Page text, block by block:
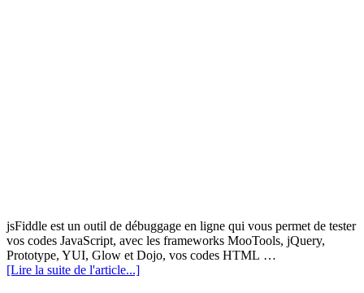
jsFiddle est un outil de débuggage en ligne qui vous permet de tester
vos codes JavaScript, avec les frameworks MooTools, jQuery,
Prototype, YUI, Glow et Dojo, vos codes HTML …
[Lire la suite de l'article...]